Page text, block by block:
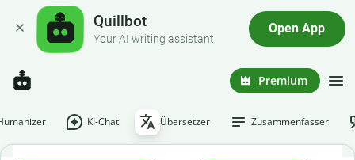
Quillbot
Your AI writing assistant
Open App
Premium
KI-Chat Übersetzer Zusammenfasser